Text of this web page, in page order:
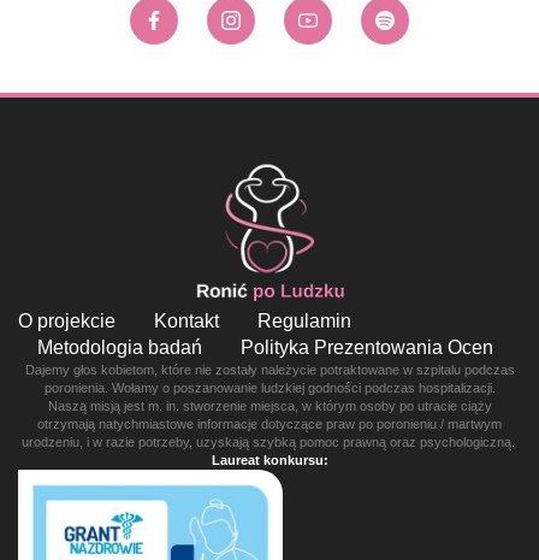
O projekcie Kontakt
Regulamin
Metodologia badań
Polityka Prezentowania Ocen
Dajemy głos kobietom, które nie zostały należycie potraktowane w szpitalu podczas
poronienia. Wołamy o poszanowanie ludzkiej godności podczas hospitalizacji.
Naszą misją jest m. in. stworzenie miejsca, w którym osoby po utracie ciąży
otrzymają natychmiastowe informacje dotyczące praw po poronieniu / martwym
urodzeniu, i w razie potrzeby, uzyskają szybką pomoc prawną oraz psychologiczną.
Laureat konkursu: